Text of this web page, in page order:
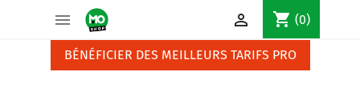
 shopping_cart (0)

BÉNÉFICIER DES MEILLEURS TARIFS PRO
Panneau de gestion des cookies